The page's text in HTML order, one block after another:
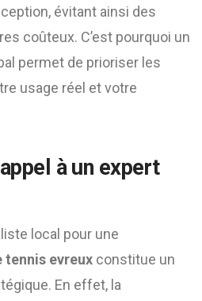
évitant ainsi des
coûteux. C’est pourquoi un
permet de prioriser les
usage réel et votre
à un expert
local pour une
evreux constitue un
En effet, la